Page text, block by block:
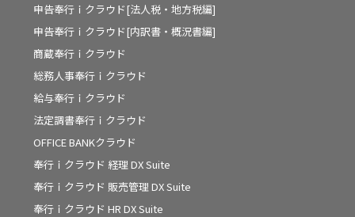
申告奉行ｉクラウド[法人税・地方税編]
申告奉行ｉクラウド[内訳書・概況書編]
商蔵奉行ｉクラウド
総務人事奉行ｉクラウド
給与奉行ｉクラウド
法定調書奉行ｉクラウド
OFFICE BANKクラウド
奉行ｉクラウド 経理 DX Suite
奉行ｉクラウド 販売管理 DX Suite
奉行ｉクラウド HR DX Suite